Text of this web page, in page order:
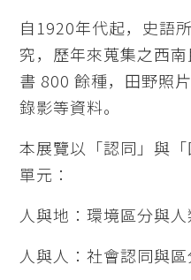
自1920年代起，史語
究，歷年來蒐集之西
書 800 餘種，田野照
錄影等資料。
本展覽以「認同」與
單元：
人與地：環境區分與
人與人：社會認同與區